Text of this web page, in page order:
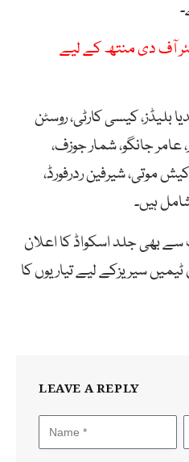
آف دی منتھ کے لیے
بلیڈز، کیسی کارٹی، روسٹن
عامر جانگو، شمار جوزف،
موتی، شیرفین ردرفورڈ،
ہیں۔
بھی جلد اسکواڈ کا اعلان
سیریزکے لیے تیاریوں کا
LEAVE A REPLY